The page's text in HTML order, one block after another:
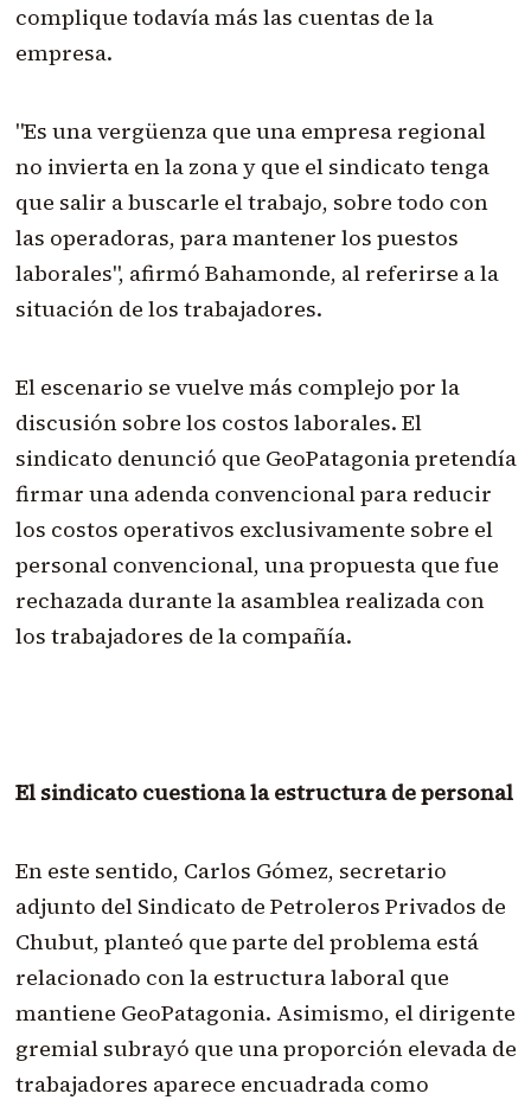
complique todavía más las cuentas de la
empresa.
"Es una vergüenza que una empresa regional
no invierta en la zona y que el sindicato tenga
que salir a buscarle el trabajo, sobre todo con
las operadoras, para mantener los puestos
laborales", afirmó Bahamonde, al referirse a la
situación de los trabajadores.
El escenario se vuelve más complejo por la
discusión sobre los costos laborales. El
sindicato denunció que GeoPatagonia pretendía
firmar una adenda convencional para reducir
los costos operativos exclusivamente sobre el
personal convencional, una propuesta que fue
rechazada durante la asamblea realizada con
los trabajadores de la compañía.
El sindicato cuestiona la estructura de personal
En este sentido, Carlos Gómez, secretario
adjunto del Sindicato de Petroleros Privados de
Chubut, planteó que parte del problema está
relacionado con la estructura laboral que
mantiene GeoPatagonia. Asimismo, el dirigente
gremial subrayó que una proporción elevada de
trabajadores aparece encuadrada como